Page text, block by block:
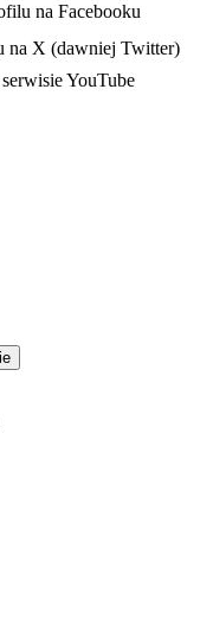
na Facebooku
na X (dawniej Twitter)
YouTube